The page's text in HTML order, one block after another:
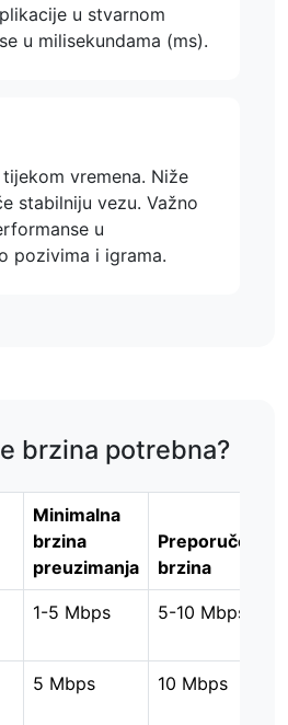
u stvarnom
u milisekundama (ms).
vremena. Niže
stabilniju vezu. Važno
u
pozivima i igrama.
brzina potrebna?
Minimalna
brzina
preuzimanja
Preporučena
brzina
1-5 Mbps 5-10 Mbps
5 Mbps 10 Mbps